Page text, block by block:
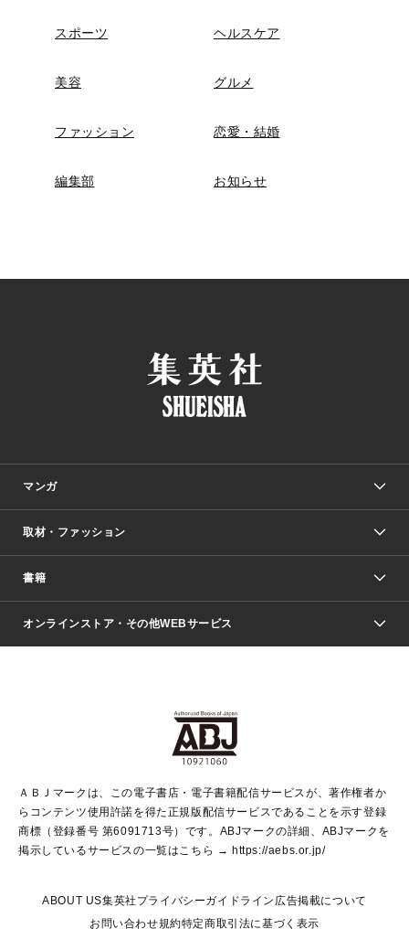
スポーツ ヘルスケア
美容 グルメ
ファッション 恋愛・結婚
編集部 お知らせ
マンガ
少年マンガ
Vジャンプ
ジャンプルーキー！
ジャンプTOON
S-MANGA
集英社ジャンプリミックス
週刊ヤングジャンプ
ウルトラジャンプ
少女マンガ
リマコミ＋
マンガMeets
月刊オフィスユー
取材・ファッション
Seventeen
LEE
Marisol
T JAPAN:The New York Times Style Magazine
芸能・情報・スポーツ
パラスポ＋！
書籍
文芸・文庫・総合
青春と読書
アジア人物史
集英社新書
集英社新書プラス
よみタイ
ライトノベル・ノベライズ
集英社Webマガジン Cobalt
集英社オレンジ文庫
シフォン文庫
JUMP j BOOKS
集英社みらい文庫
S-KIDS.LAND
オンラインストア・その他WEBサービス
SHUEISHA MANGA-ART HERITAGE
HAPPY PLUS STORE
shueisha vox
SHOP Marisol
EDITOR'S LAB
ＡＢＪマークは、この電子書店・電子書籍配信サービスが、著作権者か
らコンテンツ使用許諾を得た正規版配信サービスであることを示す登録
商標（登録番号 第6091713号）です。ABJマークの詳細、ABJマークを
掲示しているサービスの一覧はこちら → https://aebs.or.jp/
ABOUT US集英社プライバシーガイドライン 広告掲載について
お問い合わせ規約特定商取引法に基づく表示